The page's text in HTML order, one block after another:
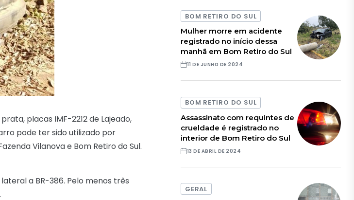
placas IMF-2212 de Lajeado,
pode ter sido utilizado por
Vilanova e Bom Retiro do Sul.
a BR-386. Pelo menos três
BOM RETIRO DO SUL
Mulher morre em acidente
registrado no início dessa
manhã em Bom Retiro do Sul
11 DE JUNHO DE 2024
BOM RETIRO DO SUL
Assassinato com requintes de
crueldade é registrado no
interior de Bom Retiro do Sul
13 DE ABRIL DE 2024
GERAL